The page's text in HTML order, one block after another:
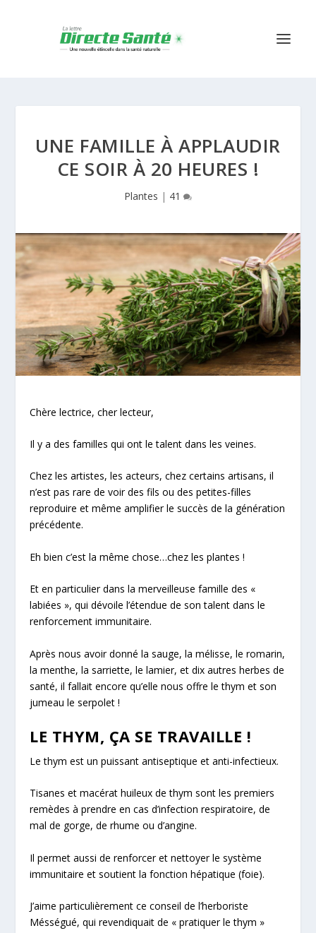
UNE FAMILLE À APPLAUDIR
CE SOIR À 20 HEURES !
Plantes | 41
Chère lectrice, cher lecteur,
Il y a des familles qui ont le talent dans les veines.
Chez les artistes, les acteurs, chez certains artisans, il
n’est pas rare de voir des fils ou des petites-filles
reproduire et même amplifier le succès de la génération
précédente.
Eh bien c’est la même chose…chez les plantes !
Et en particulier dans la merveilleuse famille des «
labiées », qui dévoile l’étendue de son talent dans le
renforcement immunitaire.
Après nous avoir donné la sauge, la mélisse, le romarin,
la menthe, la sarriette, le lamier, et dix autres herbes de
santé, il fallait encore qu’elle nous offrele thym et son
jumeau le serpolet !
LE THYM, ÇA SE TRAVAILLE !
Le thym est un puissant antiseptique et anti-infectieux.
Tisanes et macérat huileux de thym sont les premiers
remèdes à prendre en cas d’infection respiratoire, de
mal de gorge, de rhume ou d’angine.
Il permet aussi derenforcer et nettoyer le système
immunitaire et soutient la fonction hépatique (foie).
J’aime particulièrement ce conseil de l’herboriste
Mésségué, qui revendiquait de «pratiquer le thym »